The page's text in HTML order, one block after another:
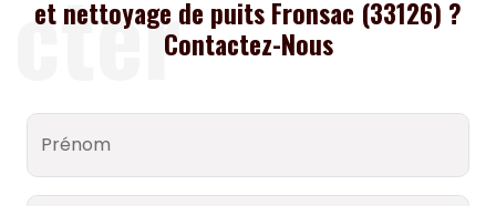
cter
et nettoyage de puits Fronsac (33126) ?
Contactez-Nous
Prénom